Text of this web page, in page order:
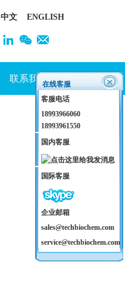
在线客服
客服电话
18993966060
18993961550
国内客服
国际客服
企业邮箱
sales@techbiochem.com
service@techbiochem.com
中文 ENGLISH
联系我们